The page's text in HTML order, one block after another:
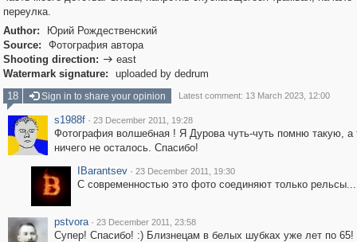
переулка.
Author:
Юрий Рождественский
Source:
Фотография автора
Shooting direction:  east
Watermark signature:
uploaded by dedrum
18
Sign in to share your opinion Latest comment: 13 March 2023, 12:00
s1988f · 23 December 2011, 19:28
Фотография волшебная ! Я Дурова чуть-чуть помню такую, а
ничего не осталось. Спасибо!
IBarantsev · 23 December 2011, 19:30
С современностью это фото соединяют только рельсы...
pstvora · 23 December 2011, 23:58
Супер! Спасибо! :) Близнецам в белых шубках уже лет по 65!